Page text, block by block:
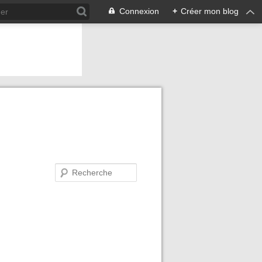
Connexion + Créer mon blog